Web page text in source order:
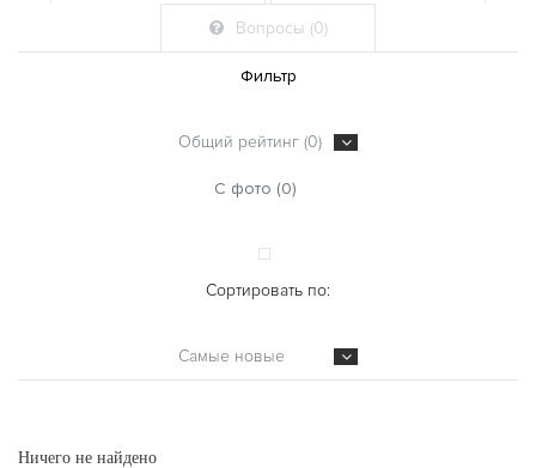
Вопросы (0)
Фильтр
Общий рейтинг (0)
С фото (0)
Сортировать по:
Самые новые
Ничего не найдено